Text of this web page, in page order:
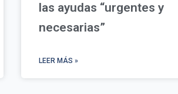
las ayudas “urgentes y
necesarias”
LEER MÁS »